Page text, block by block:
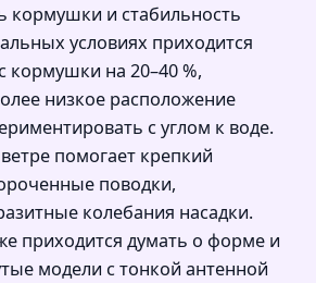
кормушки и стабильность
условиях приходится
кормушки на 20–40 %,
низкое расположение
с углом к воде.
помогает крепкий
поводки,
колебания насадки.
приходится думать о форме и
модели с тонкой антенной